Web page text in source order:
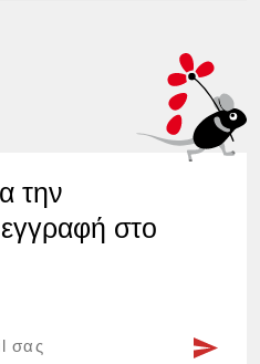
την
εγγραφή στο